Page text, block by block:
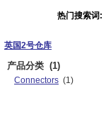
热门搜索词:
英国2号仓库
产品分类 (1)
Connectors (1)